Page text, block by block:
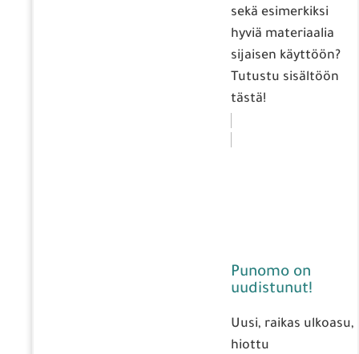
sekä esimerkiksi
hyviä materiaalia
sijaisen käyttöön?
Tutustu sisältöön
tästä!
Punomo on
uudistunut!
Uusi, raikas ulkoasu,
hiottu